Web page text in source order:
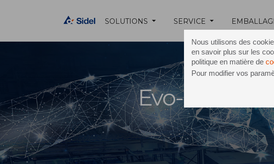
Nous utilisons des
en savoir plus sur les
politique en matière de
Pour modifier vos
SOLUTIONS SERVICE
Evo-ON® Care